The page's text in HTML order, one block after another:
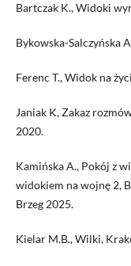
Bartczak K., Widoki
Bykowska-Salczyńska
Ferenc T., Widok na
Janiak K, Zakaz
2020.
Kamińska A., Pokój z
widokiem na wojnę 2,
Brzeg 2025.
Kielar M.B., Wilki,